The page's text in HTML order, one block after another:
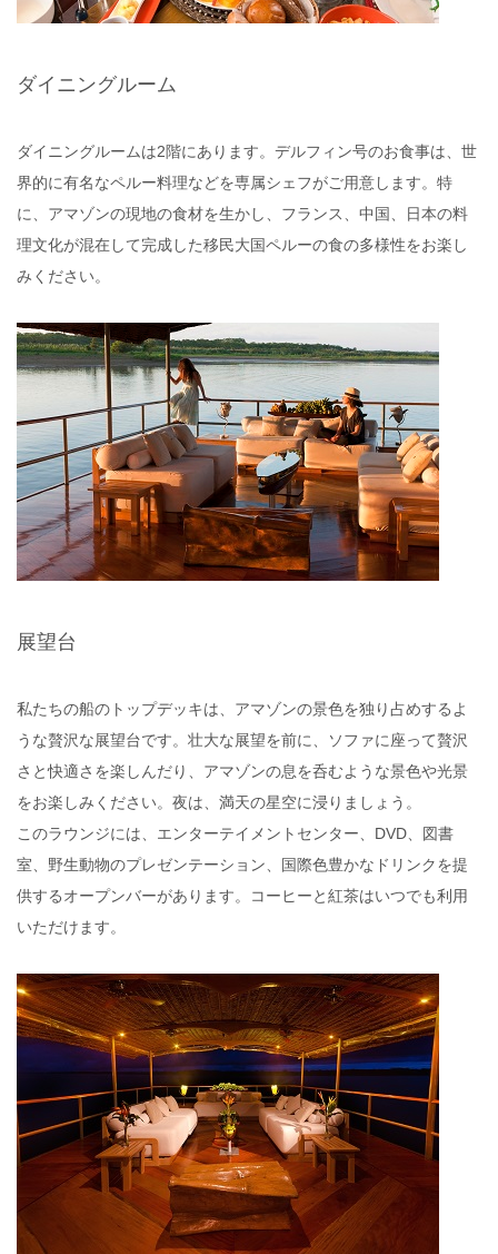
ダイニングルーム
ダイニングルームは2階にあります。デルフィン号のお食事は、世
界的に有名なペルー料理などを専属シェフがご用意します。特
に、アマゾンの現地の食材を生かし、フランス、中国、日本の料
理文化が混在して完成した移民大国ペルーの食の多様性をお楽し
みください。
展望台
私たちの船のトップデッキは、アマゾンの景色を独り占めするよ
うな贅沢な展望台です。壮大な展望を前に、ソファに座って贅沢
さと快適さを楽しんだり、アマゾンの息を呑むような景色や光景
をお楽しみください。夜は、満天の星空に浸りましょう。
このラウンジには、エンターテイメントセンター、DVD、図書
室、野生動物のプレゼンテーション、国際色豊かなドリンクを提
供するオープンバーがあります。コーヒーと紅茶はいつでも利用
いただけます。